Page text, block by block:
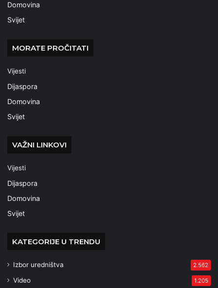
Domovina
Svijet
MORATE PROČITATI
Vijesti
Dijaspora
Domovina
Svijet
VAŽNI LINKOVI
Vijesti
Dijaspora
Domovina
Svijet
KATEGORIJE U TRENDU
Izbor uredništva 2.562
Video 1.205